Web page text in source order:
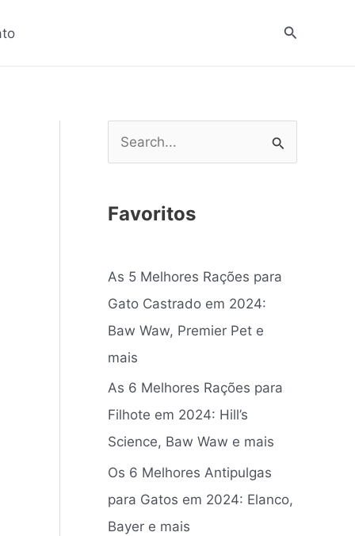
Pesquisar
i
s
a
r
p
o
r
:
Favoritos
As 5 Melhores Rações para
Gato Castrado em 2024:
Baw Waw, Premier Pet e
mais
As 6 Melhores Rações para
Filhote em 2024: Hill’s
Science, Baw Waw e mais
Os 6 Melhores Antipulgas
para Gatos em 2024: Elanco,
Bayer e mais